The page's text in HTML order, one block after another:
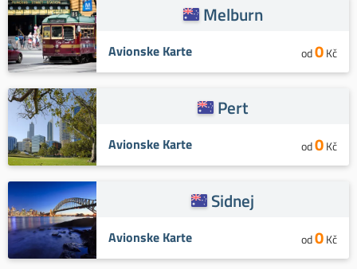
Melburn
Avionske Karte od0Kč
Pert
Avionske Karte od0Kč
Sidnej
Avionske Karte od0Kč